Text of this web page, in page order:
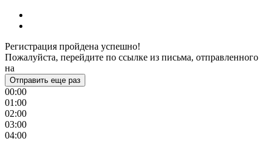
Регистрация пройдена успешно!
Пожалуйста, перейдите по ссылке из письма, отправленного
на
Отправить еще раз
00:00
01:00
02:00
03:00
04:00